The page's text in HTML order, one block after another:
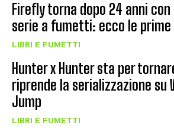
Firefly torna dopo 24 anni con
serie a fumetti: ecco le
LIBRI E FUMETTI
Hunter x Hunter sta per
riprende la serializzazione su
Jump
LIBRI E FUMETTI